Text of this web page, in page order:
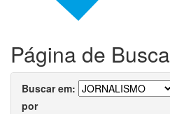
Página de Busca
Buscar em:
por